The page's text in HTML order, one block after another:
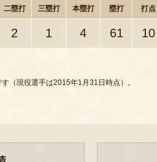
二塁打 三塁打 本塁打 塁打 打点
2 1 4 61 10
（現役選手は2015年1月31日時点）。